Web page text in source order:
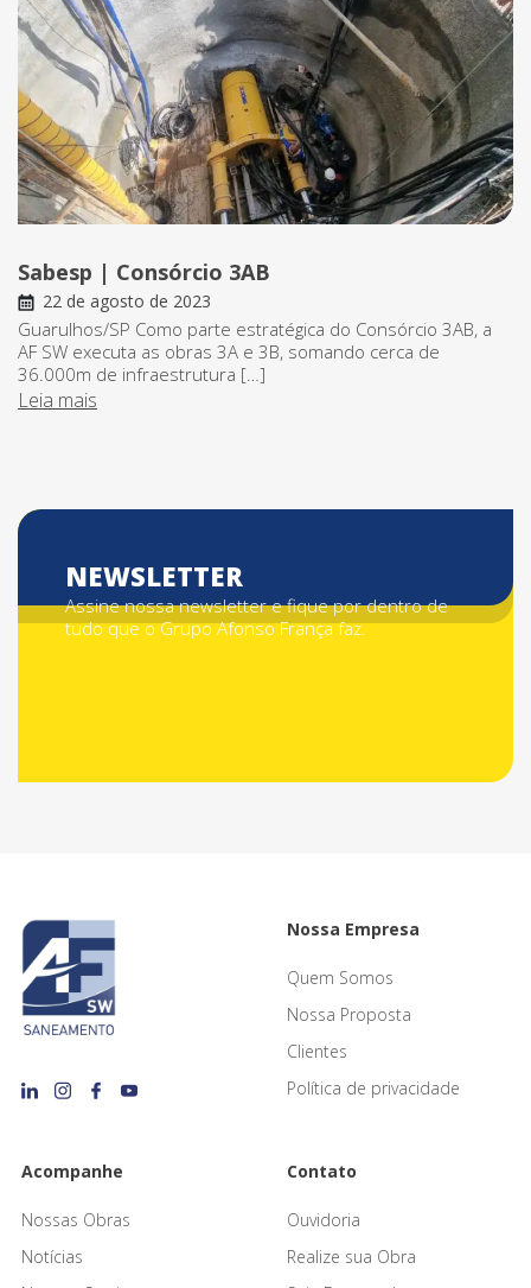
Sabesp | Consórcio 3AB
22 de agosto de 2023
Guarulhos/SP Como parte estratégica do Consórcio 3AB, a
AF SW executa as obras 3A e 3B, somando cerca de
36.000m de infraestrutura […]
Leia mais
NEWSLETTER
Assine nossa newsletter e fique por dentro de
tudo que o Grupo Afonso França faz.
Nossa Empresa
Quem Somos
Nossa Proposta
Clientes
Política de privacidade
Acompanhe
Nossas Obras
Notícias
Contato
Ouvidoria
Realize sua Obra